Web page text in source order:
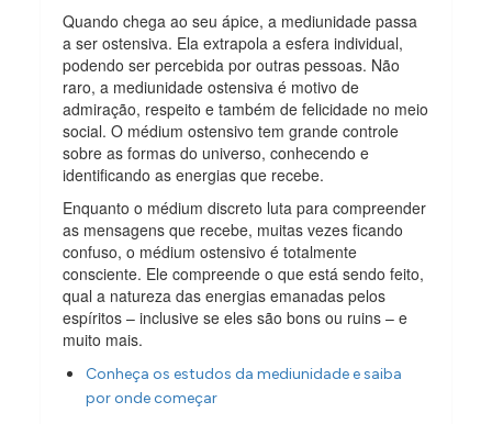
Quando chega ao seu ápice, a mediunidade passa
a ser ostensiva. Ela extrapola a esfera individual,
podendo ser percebida por outras pessoas. Não
raro, a mediunidade ostensiva é motivo de
admiração, respeito e também de felicidade no meio
social. O médium ostensivo tem grande controle
sobre as formas do universo, conhecendo e
identificando as energias que recebe.
Enquanto o médium discreto luta para compreender
as mensagens que recebe, muitas vezes ficando
confuso, o médium ostensivo é totalmente
consciente. Ele compreende o que está sendo feito,
qual a natureza das energias emanadas pelos
espíritos – inclusive se eles são bons ou ruins – e
muito mais.
Conheça os estudos da mediunidade e saiba
por onde começar